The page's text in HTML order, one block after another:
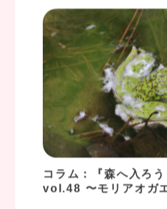
コラム：『森へ入ろ
vol.48 〜モリアオガ